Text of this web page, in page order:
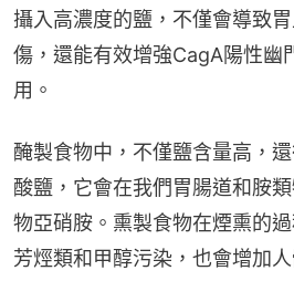
攝入高濃度的鹽，不僅會導致
傷，還能有效增強CagA陽性幽
用。
醃製食物中，不僅鹽含量高，
酸鹽，它會在我們胃腸道和胺
物亞硝胺。熏製食物在煙熏的
芳烴類和甲醇污染，也會增加